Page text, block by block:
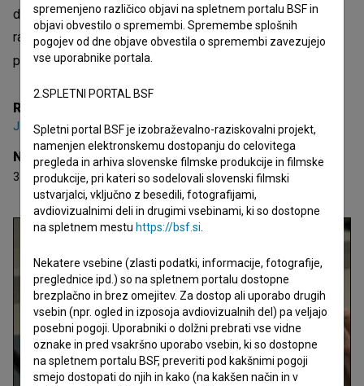
doseči konsenz o tem, kdo je bil začetnik drugačnega
razmišljanja. Njegov »mehki« terorizem je terorizem
poetične angažiran
Režija
Janez Burger
Nagrade
3 nagrade
spremenjeno različico objavi na spletnem portalu BSF in
objavi obvestilo o spremembi. Spremembe splošnih
pogojev od dne objave obvestila o spremembi zavezujejo
vse uporabnike portala.
2.SPLETNI PORTAL BSF
Spletni portal BSF je izobraževalno-raziskovalni projekt,
namenjen elektronskemu dostopanju do celovitega
pregleda in arhiva slovenske filmske produkcije in filmske
produkcije, pri kateri so sodelovali slovenski filmski
ustvarjalci, vključno z besedili, fotografijami,
avdiovizualnimi deli in drugimi vsebinami, ki so dostopne
na spletnem mestu https://bsf.si
Nekatere vsebine (zlasti podatki, informacije, fotografije,
preglednice ipd.) so na spletnem portalu dostopne
brezplačno in brez omejitev. Za dostop ali uporabo drugih
vsebin (npr. ogled in izposoja avdiovizualnih del) pa veljajo
posebni pogoji. Uporabniki o dolžni prebrati vse vidne
oznake in pred vsakršno uporabo vsebin, ki so dostopne
na spletnem portalu BSF, preveriti pod kakšnimi pogoji
smejo dostopati do njih in kako (na kakšen način in v